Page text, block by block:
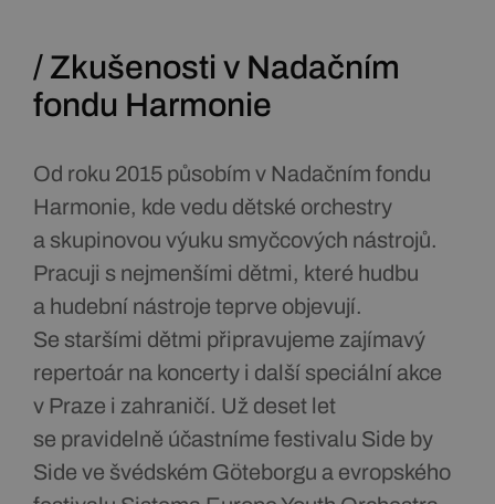
/ Zkušenosti v Nadačním
fondu Harmonie
Od roku 2015 působím v Nadačním fondu
Harmonie, kde vedu dětské orchestry
a skupinovou výuku smyčcových nástrojů.
Pracuji s nejmenšími dětmi, které hudbu
a hudební nástroje teprve objevují.
Se staršími dětmi připravujeme zajímavý
repertoár na koncerty i další speciální akce
v Praze i zahraničí. Už deset let
se pravidelně účastníme festivalu Side by
Side ve švédském Göteborgu a evropského